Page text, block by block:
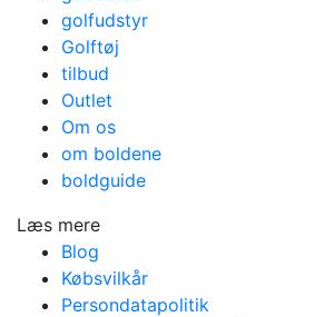
golfudstyr
Golftøj
tilbud
Outlet
Om os
om boldene
boldguide
Læs mere
Blog
Købsvilkår
Persondatapolitik